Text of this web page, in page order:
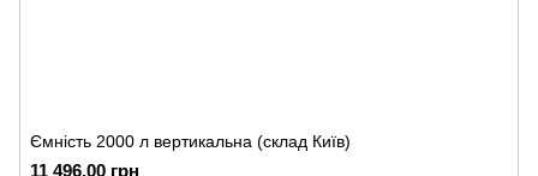
Ємність 2000 л вертикальна (склад Київ)
11 496.00 грн